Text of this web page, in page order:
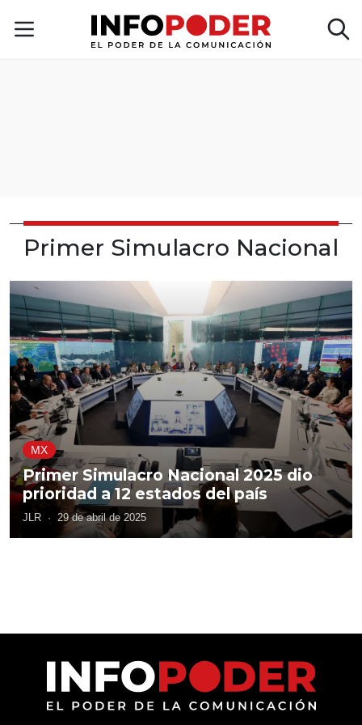
Primer Simulacro Nacional
MX
Primer Simulacro Nacional 2025 dio
prioridad a 12 estados del país
JLR · 29 de abril de 2025